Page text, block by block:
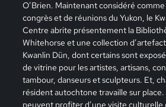
O’Brien. Maintenant considéré
congrès et de réunions du Yukon, le
Centre abrite présentement la
Whitehorse et une collection
Kwanlin Dün, dont certains sont
de vitrine pour les artistes, artisans,
tambour, danseurs et sculpteurs. Et,
résident autochtone travaille sur
peuvent profiter d’une visite culturelle